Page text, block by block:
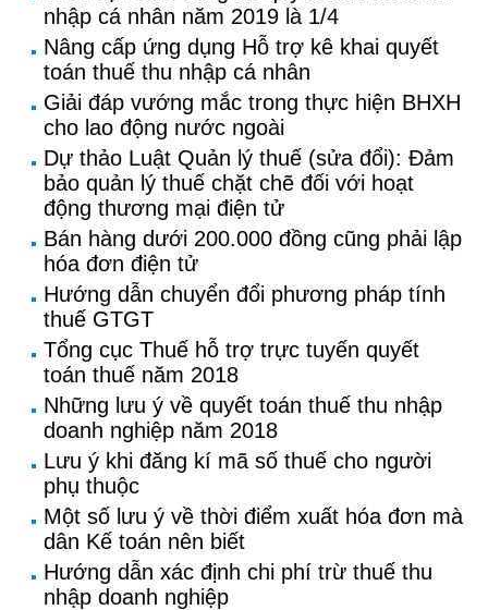
nhập cá nhân năm 2019 là 1/4
Nâng cấp ứng dụng Hỗ trợ kê khai quyết
toán thuế thu nhập cá nhân
Giải đáp vướng mắc trong thực hiện BHXH
cho lao động nước ngoài
Dự thảo Luật Quản lý thuế (sửa đổi): Đảm
bảo quản lý thuế chặt chẽ đối với hoạt
động thương mại điện tử
Bán hàng dưới 200.000 đồng cũng phải lập
hóa đơn điện tử
Hướng dẫn chuyển đổi phương pháp tính
thuế GTGT
Tổng cục Thuế hỗ trợ trực tuyến quyết
toán thuế năm 2018
Những lưu ý về quyết toán thuế thu nhập
doanh nghiệp năm 2018
Lưu ý khi đăng kí mã số thuế cho người
phụ thuộc
Một số lưu ý về thời điểm xuất hóa đơn mà
dân Kế toán nên biết
Hướng dẫn xác định chi phí trừ thuế thu
nhập doanh nghiệp